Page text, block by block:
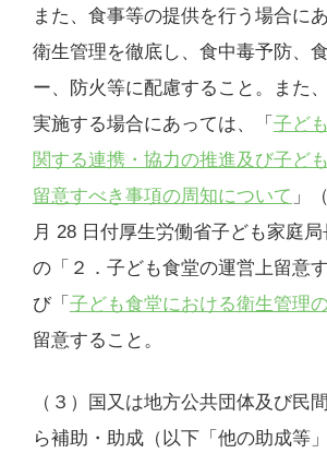
また、食事等の提供を行う場合に
衛生管理を徹底し、食中毒予防、
ー、防火等に配慮すること。また
実施する場合にあっては、「 子ど
関する連携・協力の推進及び子ど
留意すべき事項の周知について 」
月 28 日付厚生労働省子ども家庭局
の「２．子ども食堂の運営上留意
び「 子ども食堂における衛生管理
留意すること。
（３）国又は地方公共団体及び民
ら補助・助成（以下「他の助成等